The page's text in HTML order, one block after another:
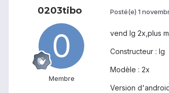
0203tibo
Membre
Posté(e) 1
vend lg 2x,plus
Constructeur : lg
Modèle : 2x
Version